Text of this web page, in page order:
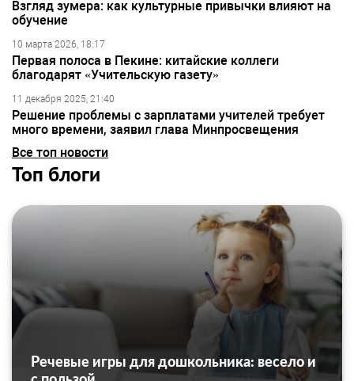
Взгляд зумера: как культурные привычки влияют на
обучение
10 марта 2026, 18:17
Первая полоса в Пекине: китайские коллеги
благодарят «Учительскую газету»
11 декабря 2025, 21:40
Решение проблемы с зарплатами учителей требует
много времени, заявил глава Минпросвещения
Все топ новости
Топ блоги
Речевые игры для дошкольника: весело и